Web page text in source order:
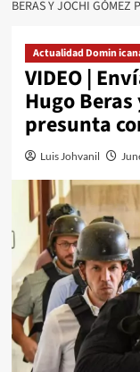
BERAS Y JOCHI GÓMEZ
Actualidad Domin
VIDEO |
Hugo
presunta
Luis Johvanil